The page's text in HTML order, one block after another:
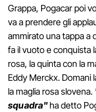
Grappa, Pogacar poi
va a prendere gli
ammirato una tappa a
fa il vuoto e conquista
rosa, la quinta con la
Eddy Merckx. Domani
la maglia rosa slovena.
squadra" ha detto